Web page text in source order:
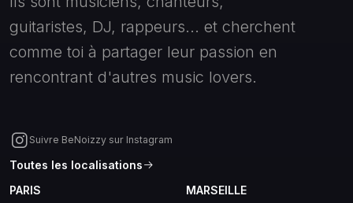
guitaristes, DJ, rappeurs... et cherchent
comme toi à partager leur passion en
rencontrant d'autres music lovers.
Suivre BeNoizzy sur Instagram
Toutes les localisations
PARIS
MARSEILLE